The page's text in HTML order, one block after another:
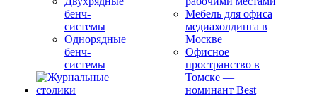
бенч-
системы
Однорядные
бенч-
системы
Мебель для офиса
медиахолдинга в
Москве
Офисное
пространство в
Томске —
номинант Best